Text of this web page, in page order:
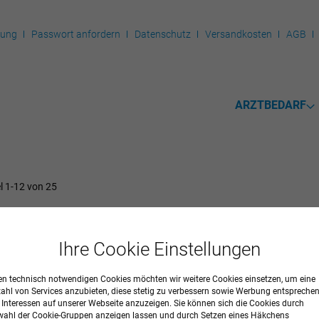
Passwort anfordern Datenschutz Versandkosten AGB
ARZTBEDARF
1-12 von 25
Ihre Cookie Einstellungen
technisch notwendigen Cookies möchten wir weitere Cookies einsetzen, um eine
von Services anzubieten, diese stetig zu verbessern sowie Werbung
Interessen auf unserer Webseite anzuzeigen. Sie können sich die Cookies durch
der Cookie-Gruppen anzeigen lassen und durch Setzen eines Häkchens